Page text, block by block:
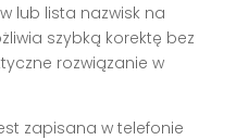
lub lista nazwisk na
szybką korektę bez
rozwiązanie w
zapisana w telefonie